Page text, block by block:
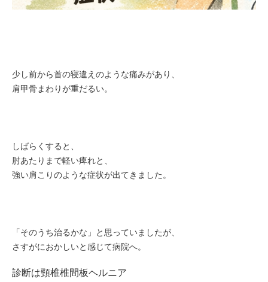
少し前から首の寝違えのような痛みがあり、
肩甲骨まわりが重だるい。
しばらくすると、
肘あたりまで軽い痺れと、
強い肩こりのような症状が出てきました。
「そのうち治るかな」と思っていましたが、
さすがにおかしいと感じて病院へ。
診断は頸椎椎間板ヘルニア